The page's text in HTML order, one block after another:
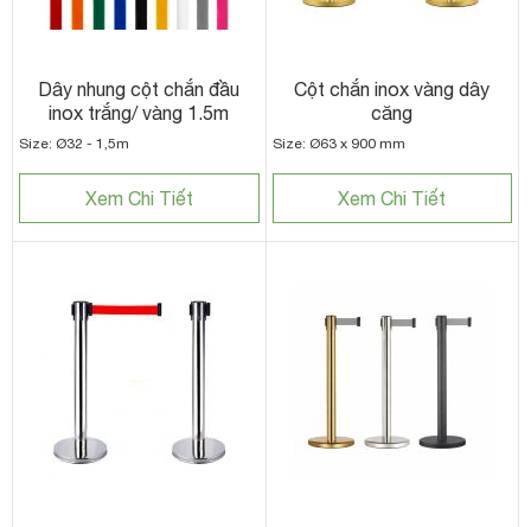
Dây nhung cột chắn đầu
inox trắng/ vàng 1.5m
Size: Ø32 - 1,5m
Xem Chi Tiết
Cột chắn inox vàng dây
căng
Size: Ø63 x 900 mm
Xem Chi Tiết